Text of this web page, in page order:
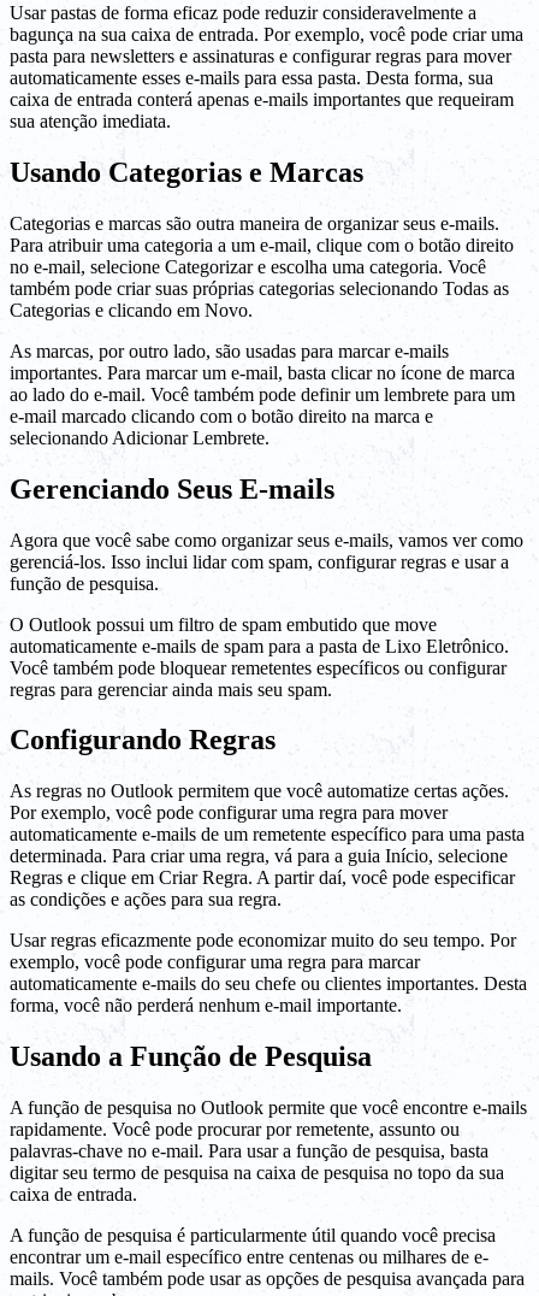
Usar pastas de forma eficaz pode reduzir consideravelmente a
bagunça na sua caixa de entrada. Por exemplo, você pode criar uma
pasta para newsletters e assinaturas e configurar regras para mover
automaticamente esses e-mails para essa pasta. Desta forma, sua
caixa de entrada conterá apenas e-mails importantes que requeiram
sua atenção imediata.
Usando Categorias e Marcas
Categorias e marcas são outra maneira de organizar seus e-mails.
Para atribuir uma categoria a um e-mail, clique com o botão direito
no e-mail, selecione Categorizar e escolha uma categoria. Você
também pode criar suas próprias categorias selecionando Todas as
Categorias e clicando em Novo.
As marcas, por outro lado, são usadas para marcar e-mails
importantes. Para marcar um e-mail, basta clicar no ícone de marca
ao lado do e-mail. Você também pode definir um lembrete para um
e-mail marcado clicando com o botão direito na marca e
selecionando Adicionar Lembrete.
Gerenciando Seus E-mails
Agora que você sabe como organizar seus e-mails, vamos ver como
gerenciá-los. Isso inclui lidar com spam, configurar regras e usar a
função de pesquisa.
O Outlook possui um filtro de spam embutido que move
automaticamente e-mails de spam para a pasta de Lixo Eletrônico.
Você também pode bloquear remetentes específicos ou configurar
regras para gerenciar ainda mais seu spam.
Configurando Regras
As regras no Outlook permitem que você automatize certas ações.
Por exemplo, você pode configurar uma regra para mover
automaticamente e-mails de um remetente específico para uma pasta
determinada. Para criar uma regra, vá para a guia Início, selecione
Regras e clique em Criar Regra. A partir daí, você pode especificar
as condições e ações para sua regra.
Usar regras eficazmente pode economizar muito do seu tempo. Por
exemplo, você pode configurar uma regra para marcar
automaticamente e-mails do seu chefe ou clientes importantes. Desta
forma, você não perderá nenhum e-mail importante.
Usando a Função de Pesquisa
A função de pesquisa no Outlook permite que você encontre e-mails
rapidamente. Você pode procurar por remetente, assunto ou
palavras-chave no e-mail. Para usar a função de pesquisa, basta
digitar seu termo de pesquisa na caixa de pesquisa no topo da sua
caixa de entrada.
A função de pesquisa é particularmente útil quando você precisa
encontrar um e-mail específico entre centenas ou milhares de e-
mails. Você também pode usar as opções de pesquisa avançada para